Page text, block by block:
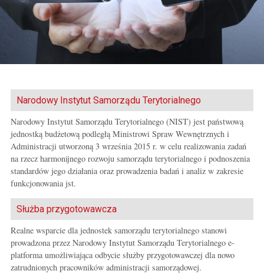
o
n
S
a
m
o
r
z
u
T
e
r
y
Narodowy Instytut Samorządu Terytorialnego
Narodowy Instytut Samorządu Terytorialnego (NIST) jest państwową
jednostką budżetową podległą Ministrowi Spraw Wewnętrznych i
Administracji utworzoną 3 września 2015 r. w celu realizowania zadań
na rzecz harmonijnego rozwoju samorządu terytorialnego i podnoszenia
standardów jego działania oraz prowadzenia badań i analiz w zakresie
funkcjonowania jst.
Służba przygotowawcza
Realne wsparcie dla jednostek samorządu terytorialnego stanowi
prowadzona przez Narodowy Instytut Samorządu Terytorialnego e-
platforma umożliwiająca odbycie służby przygotowawczej dla nowo
zatrudnionych pracowników administracji samorządowej.